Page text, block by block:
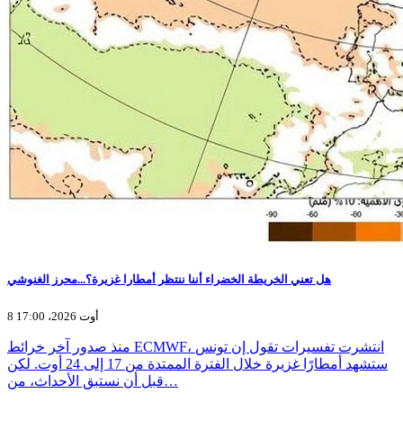
هل تعني الخريطة الخضراء أننا ننتظر أمطارا غزيرة؟...محرز الغنوشي
8 أوت 2026، 17:00
منذ صدور آخر خرائط ECMWF، انتشرت تفسيرات تقول إن تونس
ستشهد أمطارًا غزيرة خلال الفترة الممتدة من 17 إلى 24 أوت. لكن
قبل أن نستبق الأحداث، من…